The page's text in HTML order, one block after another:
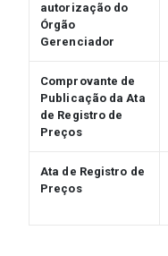
autorização do
Órgão
Gerenciador
Comprovante de
Publicação da Ata
de Registro de
Preços
Ata de Registro de
Preços